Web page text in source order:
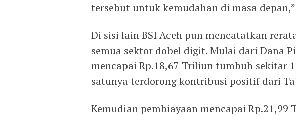
tersebut untuk kemudahan di masa
Di sisi lain BSI Aceh pun mencatatkan
semua sektor dobel digit. Mulai dari Dana
mencapai Rp.18,67 Triliun tumbuh sekitar
satunya terdorong kontribusi positif dari
Kemudian pembiayaan mencapai